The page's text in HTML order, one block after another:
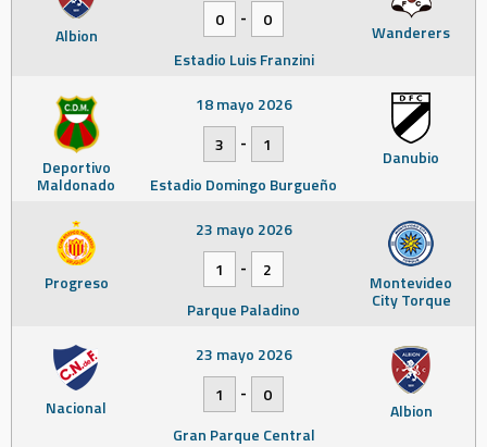
Albion Wanderers
0
-
0
Estadio Luis Franzini
Deportivo
Maldonado
Danubio
18 mayo 2026
3
-
1
Estadio Domingo Burgueño
Progreso Montevideo
City Torque
23 mayo 2026
1
-
2
Parque Paladino
Nacional Albion
23 mayo 2026
1
-
0
Gran Parque Central